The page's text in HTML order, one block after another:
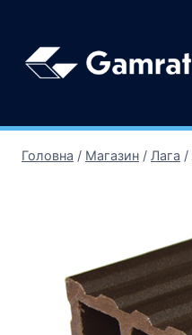
Головна / Магазин / Лага /